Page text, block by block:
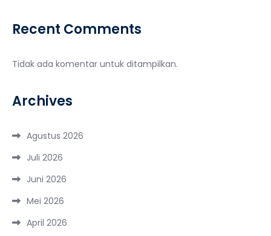
Recent Comments
Tidak ada komentar untuk ditampilkan.
Archives
Agustus 2026
Juli 2026
Juni 2026
Mei 2026
April 2026